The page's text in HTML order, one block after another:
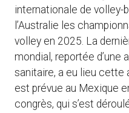
internationale de volley-
l’Australie les
volley en 2025. La
mondial, reportée d’une
sanitaire, a eu lieu cette
est prévue au Mexique
congrès, qui s’est